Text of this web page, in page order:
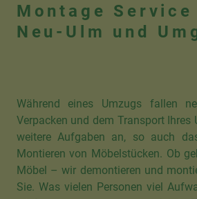
Montage Service
Neu-Ulm und
Während eines Umzugs fallen
Verpacken und dem Transport Ihres
weitere Aufgaben an, so auch
Montieren von Möbelstücken. Ob
Möbel – wir demontieren und
Sie. Was vielen Personen viel